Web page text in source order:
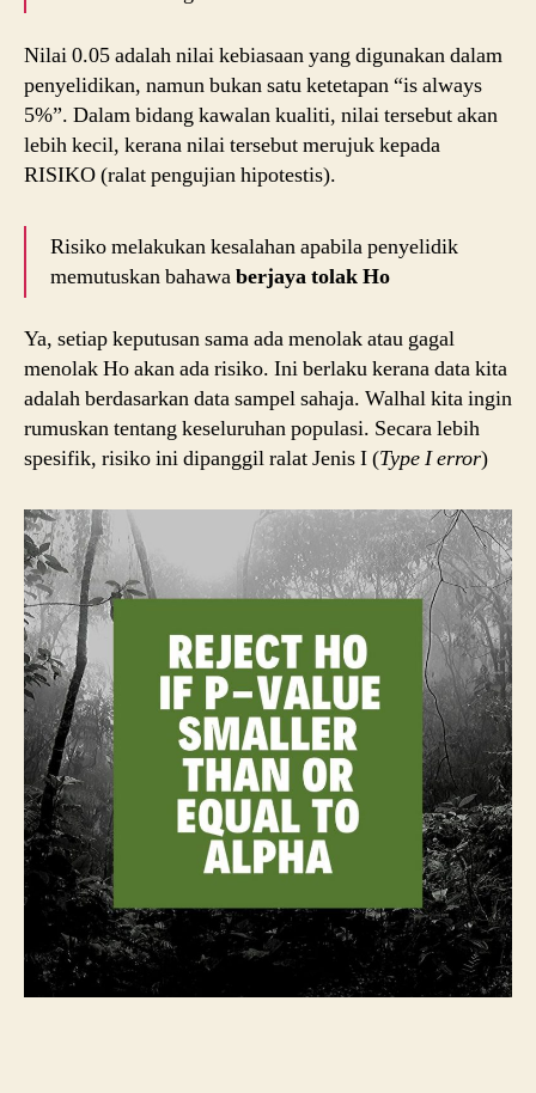
Nilai 0.05 adalah nilai kebiasaan yang digunakan dalam
penyelidikan, namun bukan satu ketetapan “is always
5%”. Dalam bidang kawalan kualiti, nilai tersebut akan
lebih kecil, kerana nilai tersebut merujuk kepada
RISIKO (ralat pengujian hipotestis).
Risiko melakukan kesalahan apabila penyelidik
memutuskan bahawaberjaya tolak Ho
Ya, setiap keputusan sama ada menolak atau gagal
menolak Ho akan ada risiko. Ini berlaku kerana data kita
adalah berdasarkan data sampel sahaja. Walhal kita ingin
rumuskan tentang keseluruhan populasi. Secara lebih
spesifik, risiko ini dipanggil ralat Jenis I (Type I error)